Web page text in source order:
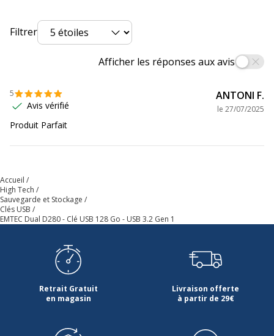
Caractéristiques environnementales
Filtrer
Afficher les réponses aux avis
5
Avis vérifié
ANTONI F.
le 27/07/2025
Produit Parfait
Accueil
High Tech
Sauvegarde et Stockage
Clés USB
EMTEC Dual D280 - Clé USB 128 Go - USB 3.2 Gen 1
Retrait Gratuit
en magasin
Livraison offerte
à partir de 29€